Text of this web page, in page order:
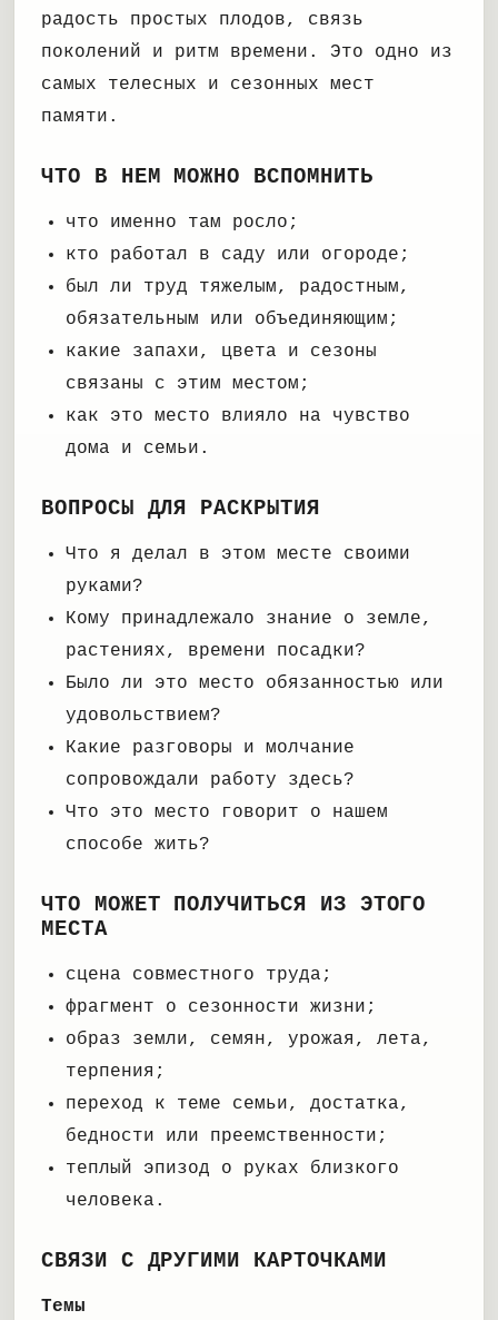
радость простых плодов, связь
поколений и ритм времени. Это одно из
самых телесных и сезонных мест
памяти.
ЧТО В НЕМ МОЖНО ВСПОМНИТЬ
что именно там росло;
кто работал в саду или огороде;
был ли труд тяжелым, радостным,
обязательным или объединяющим;
какие запахи, цвета и сезоны
связаны с этим местом;
как это место влияло на чувство
дома и семьи.
ВОПРОСЫ ДЛЯ РАСКРЫТИЯ
Что я делал в этом месте своими
руками?
Кому принадлежало знание о земле,
растениях, времени посадки?
Было ли это место обязанностью или
удовольствием?
Какие разговоры и молчание
сопровождали работу здесь?
Что это место говорит о нашем
способе жить?
ЧТО МОЖЕТ ПОЛУЧИТЬСЯ ИЗ ЭТОГО
МЕСТА
сцена совместного труда;
фрагмент о сезонности жизни;
образ земли, семян, урожая, лета,
терпения;
переход к теме семьи, достатка,
бедности или преемственности;
теплый эпизод о руках близкого
человека.
СВЯЗИ С ДРУГИМИ КАРТОЧКАМИ
Темы